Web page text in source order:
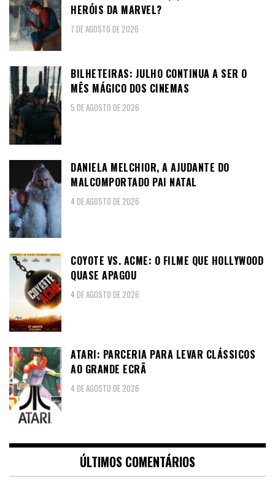
HERÓIS DA MARVEL?
7 DE AGOSTO DE 2026
BILHETEIRAS: JULHO CONTINUA A SER O
MÊS MÁGICO DOS CINEMAS
5 DE AGOSTO DE 2026
DANIELA MELCHIOR, A AJUDANTE DO
MALCOMPORTADO PAI NATAL
4 DE AGOSTO DE 2026
COYOTE VS. ACME: O FILME QUE HOLLYWOOD
QUASE APAGOU
4 DE AGOSTO DE 2026
ATARI: PARCERIA PARA LEVAR CLÁSSICOS
AO GRANDE ECRÃ
4 DE AGOSTO DE 2026
ÚLTIMOS COMENTÁRIOS